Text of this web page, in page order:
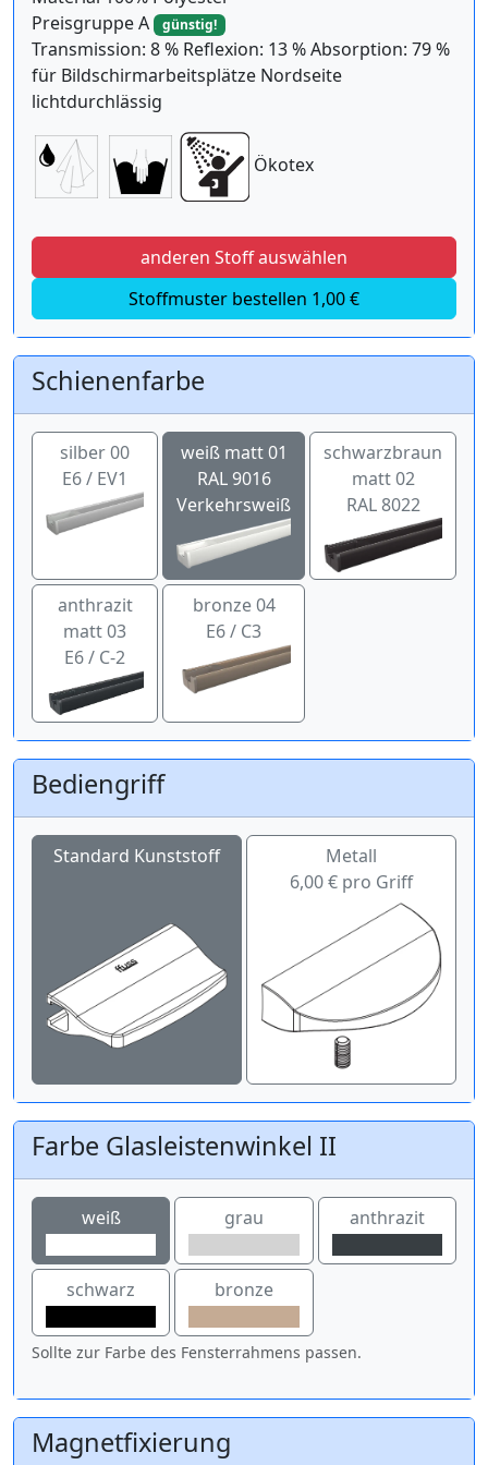
Preisgruppe A
günstig!
Transmission: 8 % Reflexion: 13 % Absorption: 79 %
für Bildschirmarbeitsplätze Nordseite
lichtdurchlässig
Ökotex
anderen Stoff auswählen
Stoffmuster bestellen 1,00 €
Schienenfarbe
silber 00
E6 / EV1
weiß matt 01
RAL 9016
Verkehrsweiß
schwarzbraun
matt 02
RAL 8022
anthrazit
matt 03
E6 / C-2
bronze 04
E6 / C3
Bediengriff
Standard Kunststoff
Metall
6,00 € pro Griff
Farbe Glasleistenwinkel II
weiß grau anthrazit
schwarz bronze
Sollte zur Farbe des Fensterrahmens passen.
Magnetfixierung